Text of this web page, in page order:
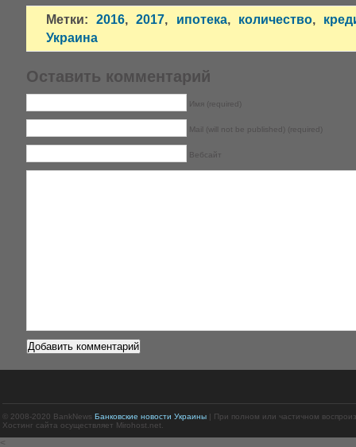
Метки: 2016,2017, ипотека, количество,
Украина
Оставить комментарий
Имя (required)
Mail (will not be published) (required)
Вебсайт
© 2008-2020 BankNews Банковские новости Украины| При полном или частичном
Хостинг сайта осуществляет Mirohost.net.
<